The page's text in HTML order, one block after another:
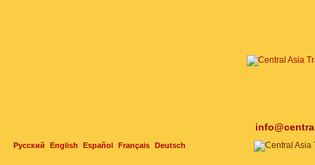
Русский English Español Français Deutsch